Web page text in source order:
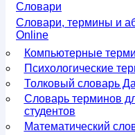
Словари
Словари, термины и
Online
Компьютерные
Психологические
Толковый словарь
Словарь терминов
студентов
Математический